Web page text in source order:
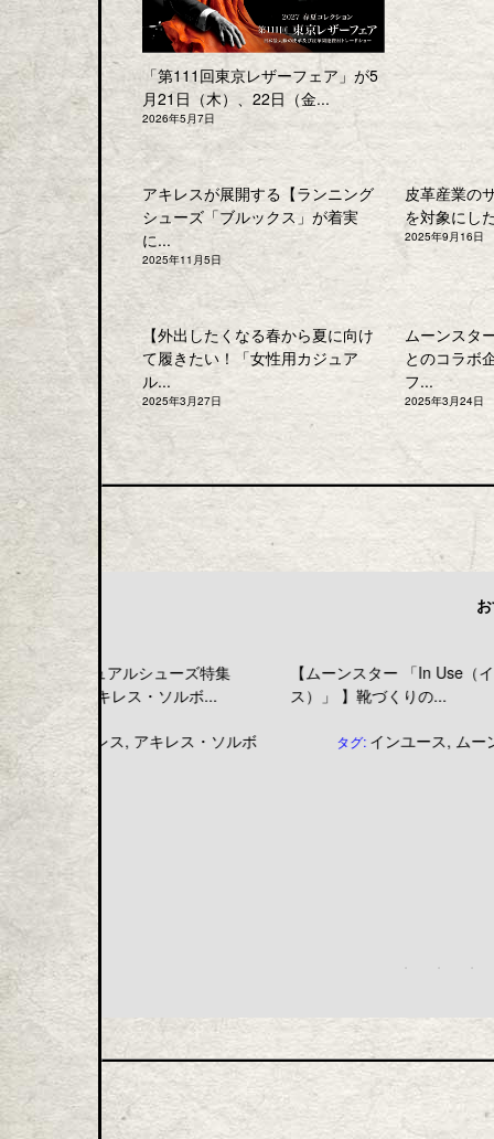
「第111回東京レザーフェア」が5
月21日（木）、22日（金...
2026年5月7日
アキレスが展開する【ランニング
シューズ「ブルックス」が着実
に...
2025年11月5日
皮革産業の
を対象にし
2025年9月16日
【外出したくなる春から夏に向け
て履きたい！「女性用カジュア
ル...
2025年3月27日
ムーンスタ
とのコラボ
フ...
2025年3月24日
ズ特集
ボ...
・ソルボ
【ムーンスター 「In Use（インユー
ス）」 】靴づくりの...
タグ: インユース ムーンスター
【子ども靴
レス「瞬足